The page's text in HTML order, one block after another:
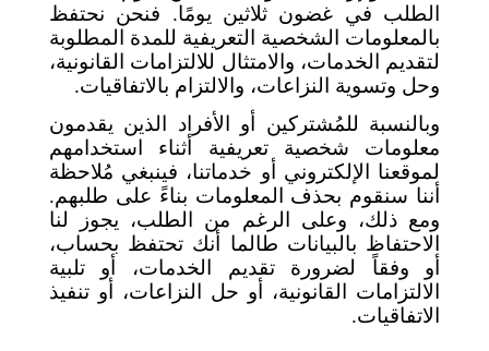
الطلب في غضون ثلاثين يومًا. فنحن نحتفظ
بالمعلومات الشخصية التعريفية للمدة المطلوبة
لتقديم الخدمات، والامتثال للالتزامات القانونية،
وحل وتسوية النزاعات، والالتزام بالاتفاقيات.
وبالنسبة للمُشتركين أو الأفراد الذين يقدمون
معلومات شخصية تعريفية أثناء استخدامهم
لموقعنا الإلكتروني أو خدماتنا، فينبغي مُلاحظة
أننا سنقوم بحذف المعلومات بناءً على طلبهم.
ومع ذلك، وعلى الرغم من الطلب، يجوز لنا
الاحتفاظ بالبيانات طالما أنك تحتفظ بحساب،
أو وفقاً لضرورة تقديم الخدمات، أو تلبية
الالتزامات القانونية، أو حل النزاعات، أو تنفيذ
الاتفاقيات.